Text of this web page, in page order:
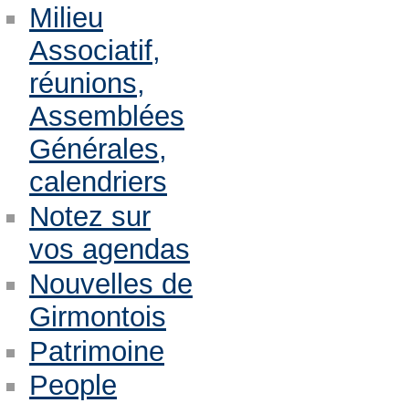
Milieu
Associatif,
réunions,
Assemblées
Générales,
calendriers
Notez sur
vos agendas
Nouvelles de
Girmontois
Patrimoine
People